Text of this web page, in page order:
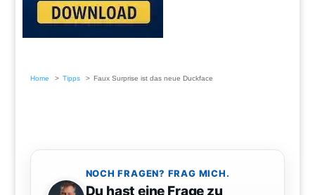
Home Tipps Faux Surprise ist das neue Duckface
NOCH FRAGEN? FRAG MICH.
Du hast eine Frage zu